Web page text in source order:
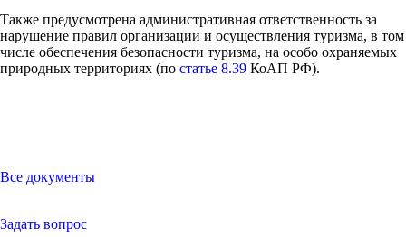
Также предусмотрена административная ответственность за
нарушение правил организации и осуществления туризма, в том
числе обеспечения безопасности туризма, на особо охраняемых
природных территориях (по статье 8.39 КоАП РФ).
Все документы
Задать вопрос